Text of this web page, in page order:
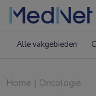
Alle vakgebieden
Home | Oncologie